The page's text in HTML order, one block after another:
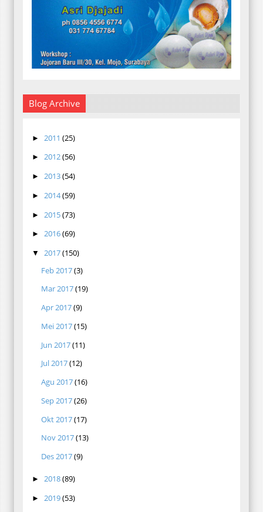
Blog Archive
► 2011 (25)
► 2012(56)
► 2013(54)
► 2014(59)
► 2015(73)
► 2016(69)
▼ 2017(150)
Feb 2017(3)
Mar 2017(19)
Apr 2017(9)
Mei 2017(15)
Jun 2017(11)
Jul 2017(12)
Agu 2017(16)
Sep 2017(26)
Okt 2017(17)
Nov 2017(13)
Des 2017(9)
► 2018(89)
► 2019(53)